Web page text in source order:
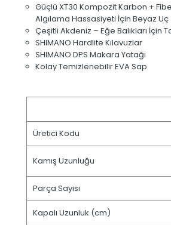
Güçlü XT30 Kompozit Karbon +
Algılama Hassasiyeti İçin Beyaz Uç
Çeşitli Akdeniz – Eğe Balıkları İçin
SHIMANO Hardlite Kılavuzlar
SHIMANO DPS Makara Yatağı
Kolay Temizlenebilir EVA Sap
Üretici Kodu
Kamış Uzunluğu
Parça Sayısı
Kapalı Uzunluk (cm)